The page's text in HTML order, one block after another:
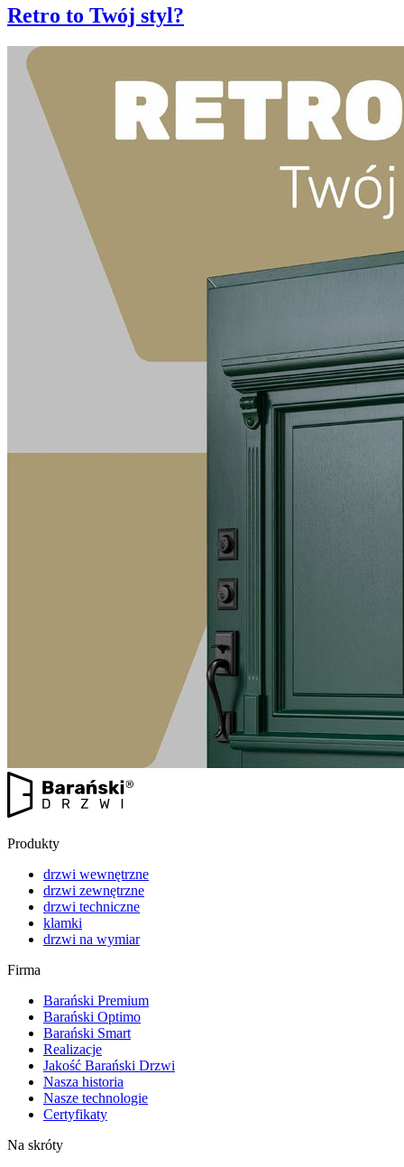
Retro to Twój styl?
Produkty
drzwi wewnętrzne
drzwi zewnętrzne
drzwi techniczne
klamki
drzwi na wymiar
Firma
Barański Premium
Barański Optimo
Barański Smart
Realizacje
Jakość Barański Drzwi
Nasza historia
Nasze technologie
Certyfikaty
Na skróty